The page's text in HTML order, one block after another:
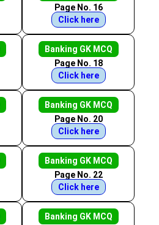
Page No. 16
Click here
Banking GK MCQ
Page No. 18
Click here
Banking GK MCQ
Page No. 20
Click here
Banking GK MCQ
Page No. 22
Click here
Banking GK MCQ